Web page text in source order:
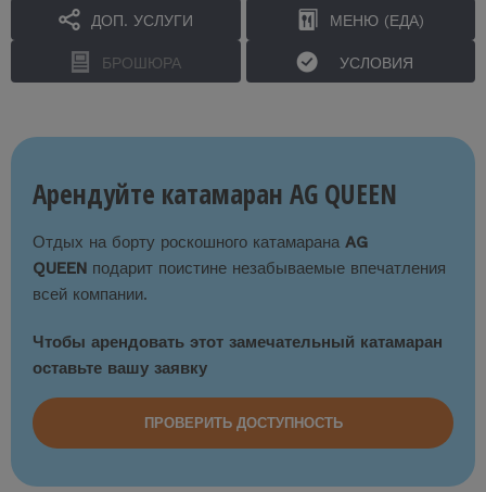
ДОП. УСЛУГИ МЕНЮ (ЕДА)
БРОШЮРА УСЛОВИЯ
Арендуйте катамаран AG QUEEN
Отдых на борту роскошного катамарана AG
QUEEN подарит поистине незабываемые впечатления
всей компании.
Чтобы арендовать этот замечательный катамаран
оставьте вашу заявку
ПРОВЕРИТЬ ДОСТУПНОСТЬ